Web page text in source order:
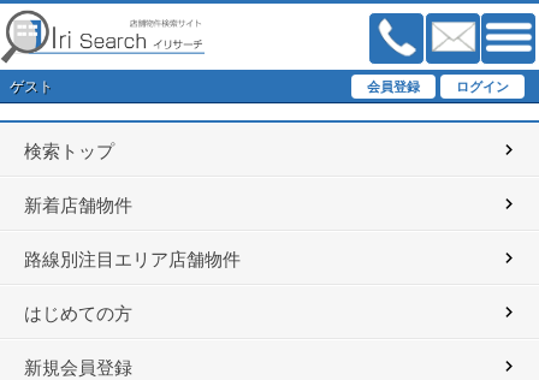
ゲスト
検索トップ
新着店舗物件
路線別注目エリア店舗物件
はじめての方
新規会員登録